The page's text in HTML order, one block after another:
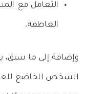
التعامل مع
العاطفة.
وإضافة إلى ما سبق،
الشخص الخاضع